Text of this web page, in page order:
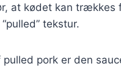
at kødet kan trækkes
tekstur.
pulled pork er den